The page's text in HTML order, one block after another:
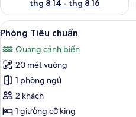
thg 8 14 - thg 8 16
Xem
tất
cả
ảnh
Phòng
Tiêu
chuẩn
11
Phòng Tiêu chuẩn
Quang cảnh biển
20 mét vuông
1 phòng ngủ
2 khách
1 giường cỡ king